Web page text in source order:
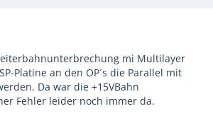
mi Multilayer
Platine an den OP´s die Parallel mit
Da war die +15VBahn
Fehler leider noch immer da.